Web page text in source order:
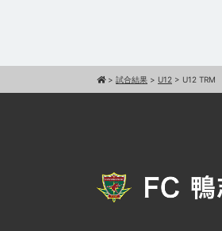
> 試合結果 > U12 > U12 TRM